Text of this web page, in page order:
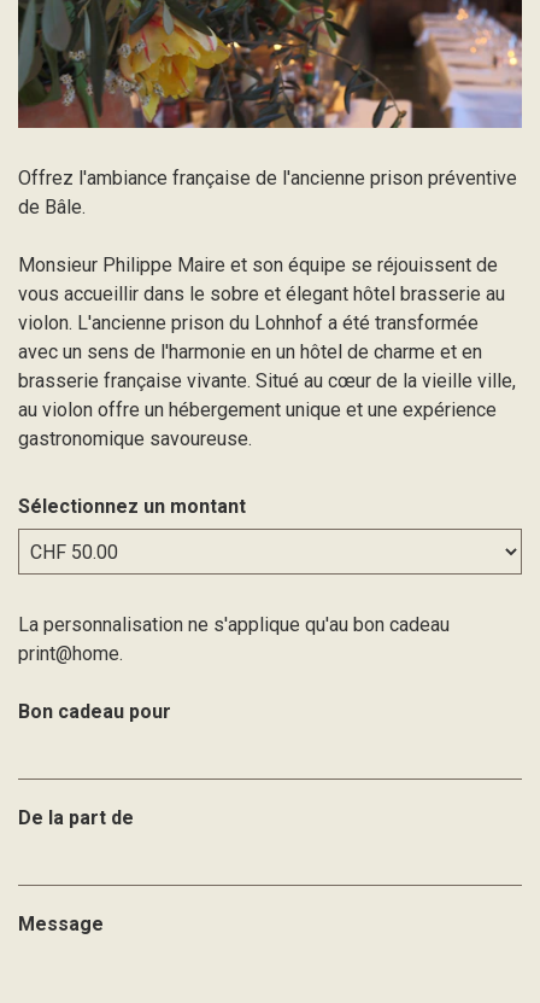
Offrez l'ambiance française de l'ancienne prison préventive
de Bâle.
Monsieur Philippe Maire et son équipe se réjouissent de
vous accueillir dans le sobre et élegant hôtel brasserie au
violon. L'ancienne prison du Lohnhof a été transformée
avec un sens de l'harmonie en un hôtel de charme et en
brasserie française vivante. Situé au cœur de la vieille ville,
au violon offre un hébergement unique et une expérience
gastronomique savoureuse.
Sélectionnez un montant
La personnalisation ne s'applique qu'au bon cadeau
print@home.
Bon cadeau pour
De la part de
Message